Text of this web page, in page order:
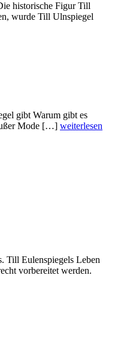
historische Figur Till
wurde Till Ulnspiegel
gibt Warum gibt es
Mode […] weiterlesen
Till Eulenspiegels Leben
vorbereitet werden.